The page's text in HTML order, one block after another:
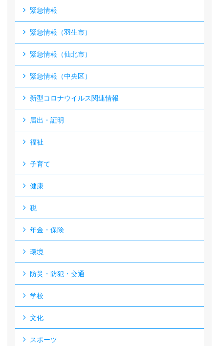
緊急情報
緊急情報（羽生市）
緊急情報（仙北市）
緊急情報（中央区）
新型コロナウイルス関連情報
届出・証明
福祉
子育て
健康
税
年金・保険
環境
防災・防犯・交通
学校
文化
スポーツ